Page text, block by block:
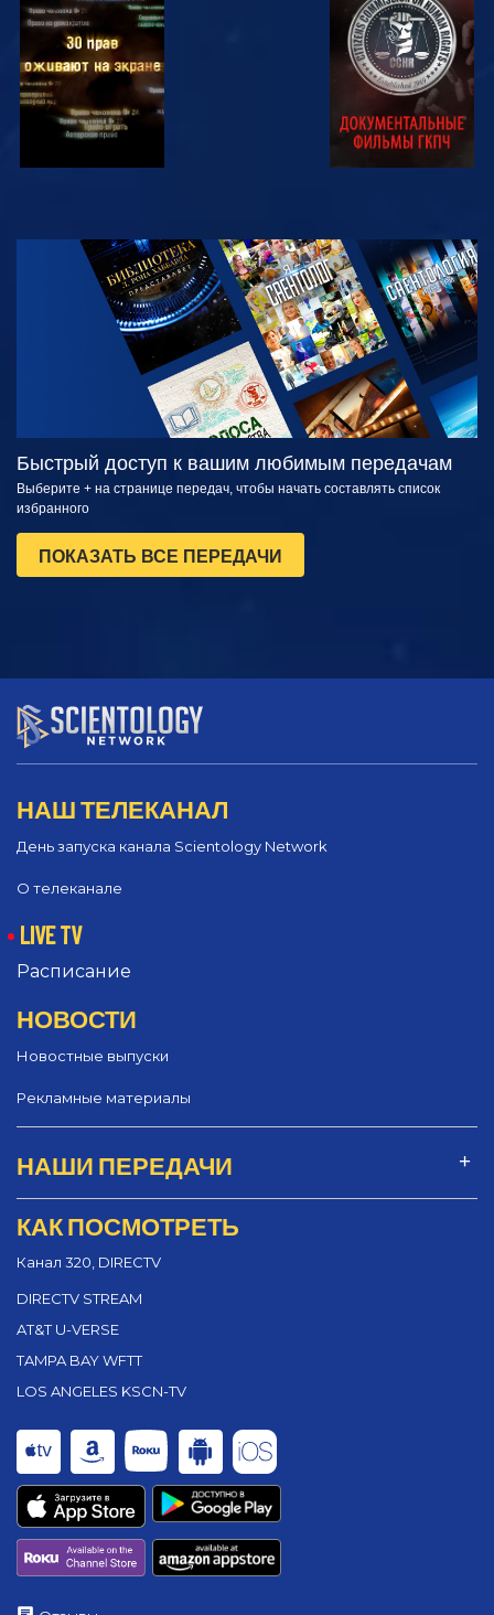
СМОТРЕТЬ СМОТРЕТЬ
СМОТРЕТЬ
СМОТРЕТЬ
ПЕРЕДАЧИ
Быстрый доступ к вашим любимым передачам
Выберите + на странице передач, чтобы начать составлять список
избранного
ПОКАЗАТЬ ВСЕ ПЕРЕДАЧИ
НАШ ТЕЛЕКАНАЛ
День запуска канала Scientology Network
О телеканале
LIVE TV
Расписание
НОВОСТИ
Новостные выпуски
Рекламные материалы
НАШИ ПЕРЕДАЧИ
КАК ПОСМОТРЕТЬ
Канал 320, DIRECTV
DIRECTV STREAM
AT&T U-VERSE
TAMPA BAY WFTT
LOS ANGELES KSCN-TV